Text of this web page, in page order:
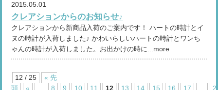
2015.05.01
クレアションからのお知らせ♪
クレアションから新商品入荷のご案内です！ ハートの時計とイ
ヌの時計が入荷しました♪ かわいらしいハートの時計とワンち
ゃんの時計が入荷しました。お出かけの時に...more
12 / 25
« 先
頭
« ... 8 9 10 11 12 13 14 15 16 17 ...